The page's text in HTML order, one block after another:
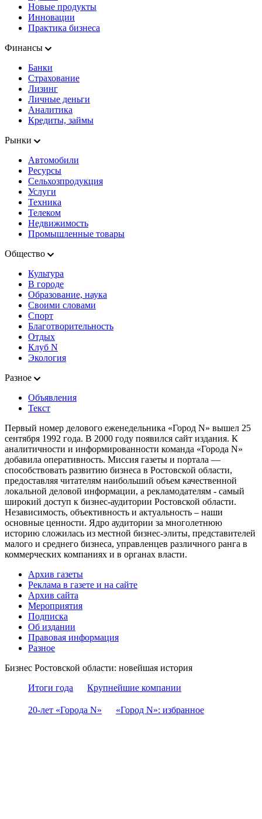
Новые продукты
Инновации
Практика бизнеса
Финансы
Банки
Страхование
Лизинг
Личные деньги
Аналитика
Кредиты, займы
Рынки
Автомобили
Ресурсы
Сельхозпродукция
Услуги
Техника
Телеком
Недвижимость
Промышленные товары
Общество
Культура
В городе
Образование, наука
Своими словами
Спорт
Благотворительность
Отдых
Клуб N
Экология
Разное
Объявления
Текст
Первый номер делового еженедельника «Город N» вышел 25
сентября 1992 года. В 2000 году появился сайт издания. К
аналитичности и информированности команда «Города N»
добавила оперативность. Миссия газеты и портала —
способствовать развитию бизнеса в Ростовской области,
предоставляя читателям наибольший объем качественной
локальной деловой информации, а рекламодателям - самый
широкий доступ к бизнес-аудитории Ростовской области.
Независимость, объективность и актуальность – наши
основные ценности. Ядро аудитории за многолетнюю
историю сложилась из местной бизнес-элиты, представителей
малого и среднего бизнеса, управленцев различного ранга в
коммерческих компаниях и в органах власти.
Архив газеты
Реклама в газете и на сайте
Архив сайта
Мероприятия
Подписка
Об издании
Правовая информация
Разное
Бизнес Ростовской области: новейшая история
Итоги года
Крупнейшие компании
20-лет «Города N» «Город N»: избранное